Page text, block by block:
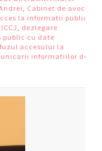
, Cabinet de avocat
la informatii publice
, dezlegare
public cu date
accesului la
informatiilor de